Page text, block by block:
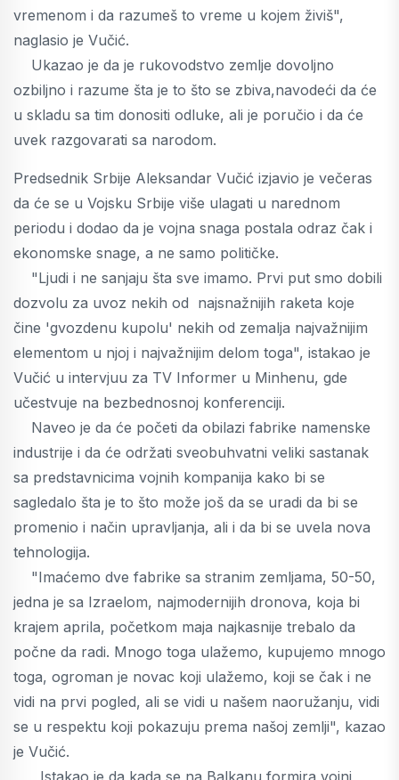
vremenom i da razumeš to vreme u kojem živiš",
naglasio je Vučić.
Ukazao je da je rukovodstvo zemlje dovoljno
ozbiljno i razume šta je to što se zbiva,navodeći da će
u skladu sa tim donositi odluke, ali je poručio i da će
uvek razgovarati sa narodom.
Predsednik Srbije Aleksandar Vučić izjavio je večeras
da će se u Vojsku Srbije više ulagati u narednom
periodu i dodao da je vojna snaga postala odraz čak i
ekonomske snage, a ne samo političke.
"Ljudi i ne sanjaju šta sve imamo. Prvi put smo dobili
dozvolu za uvoz nekih od najsnažnijih raketa koje
čine 'gvozdenu kupolu' nekih od zemalja najvažnijim
elementom u njoj i najvažnijim delom toga", istakao je
Vučić u intervjuu za TV Informer u Minhenu, gde
učestvuje na bezbednosnoj konferenciji.
Naveo je da će početi da obilazi fabrike namenske
industrije i da će održati sveobuhvatni veliki sastanak
sa predstavnicima vojnih kompanija kako bi se
sagledalo šta je to što može još da se uradi da bi se
promenio i način upravljanja, ali i da bi se uvela nova
tehnologija.
"Imaćemo dve fabrike sa stranim zemljama, 50-50,
jedna je sa Izraelom, najmodernijih dronova, koja bi
krajem aprila, početkom maja najkasnije trebalo da
počne da radi. Mnogo toga ulažemo, kupujemo mnogo
toga, ogroman je novac koji ulažemo, koji se čak i ne
vidi na prvi pogled, ali se vidi u našem naoružanju, vidi
se u respektu koji pokazuju prema našoj zemlji", kazao
je Vučić.
Istakao je da kada se na Balkanu formira vojni